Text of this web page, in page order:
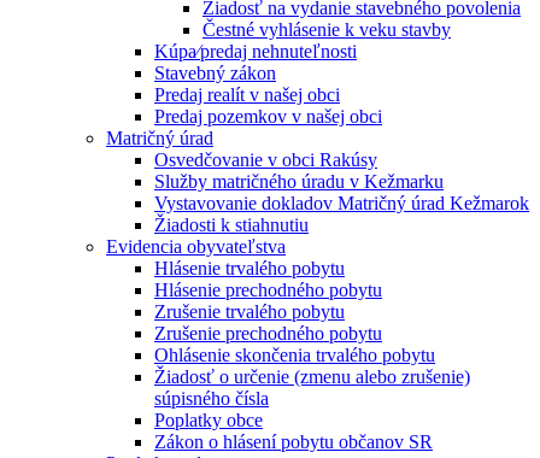
Žiadosť na vydanie stavebného povolenia
Čestné vyhlásenie k veku stavby
Kúpa⁄predaj nehnuteľnosti
Stavebný zákon
Predaj realít v našej obci
Predaj pozemkov v našej obci
Matričný úrad
Osvedčovanie v obci Rakúsy
Služby matričného úradu v Kežmarku
Vystavovanie dokladov Matričný úrad Kežmarok
Žiadosti k stiahnutiu
Evidencia obyvateľstva
Hlásenie trvalého pobytu
Hlásenie prechodného pobytu
Zrušenie trvalého pobytu
Zrušenie prechodného pobytu
Ohlásenie skončenia trvalého pobytu
Žiadosť o určenie (zmenu alebo zrušenie)
súpisného čísla
Poplatky obce
Zákon o hlásení pobytu občanov SR